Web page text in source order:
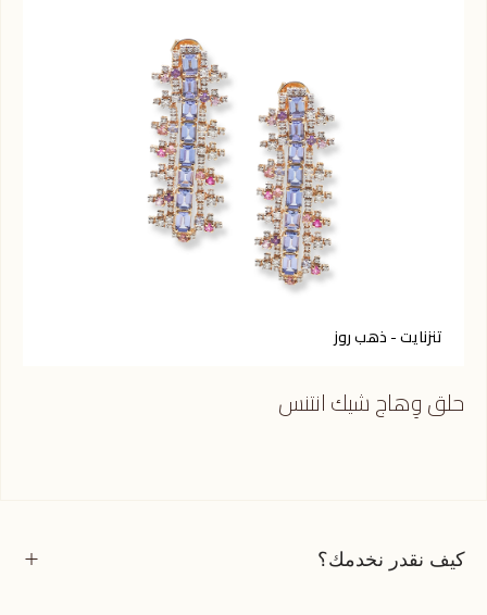
تنزنايت - ذهب روز
حلق وِهاج شيك انتنس
كيف نقدر نخدمك؟